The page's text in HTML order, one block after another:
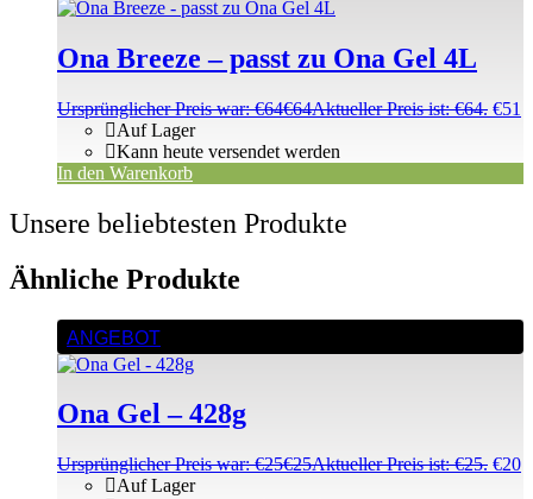
Ona Breeze – passt zu Ona Gel 4L
Ursprünglicher Preis war: €64€64Aktueller Preis ist: €64. €51
Auf Lager
Kann heute versendet werden
In den Warenkorb
Unsere beliebtesten Produkte
Ähnliche Produkte
ANGEBOT
Ona Gel – 428g
Ursprünglicher Preis war: €25€25Aktueller Preis ist: €25. €20
Auf Lager